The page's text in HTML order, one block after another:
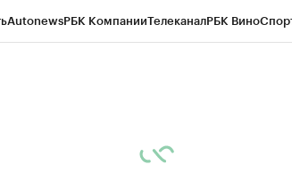
AutonewsРБК КомпанииТелеканалРБК Вино